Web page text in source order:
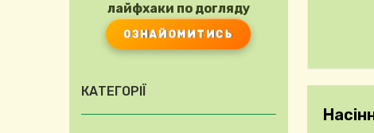
лайфхаки по догляду
ОЗНАЙОМИТИСЬ
КАТЕГОРІЇ